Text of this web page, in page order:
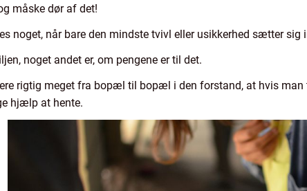
måske dør af det!
noget, når bare den mindste tvivl eller usikkerhed sætter sig
noget andet er, om pengene er til det.
rigtig meget fra bopæl til bopæl i den forstand, at hvis
hjælp at hente.